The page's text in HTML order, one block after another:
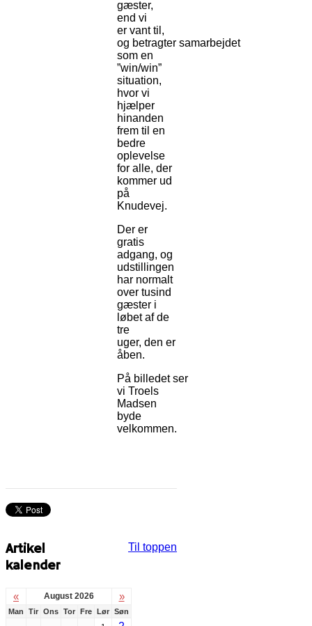
gæster,
end vi
er vant til,
og betragter samarbejdet
som en
”win/win”
situation,
hvor vi
hjælper
hinanden
frem til en
bedre
oplevelse
for alle, der
kommer ud
på
Knudevej.
Der er
gratis
adgang, og
udstillingen
har normalt
over tusind
gæster i
løbet af de
tre
uger, den er
åben.
På billedet ser
vi Troels
Madsen
byde
velkommen.
Til toppen
Artikel
kalender
« August 2026 »
Man Tir Ons Tor Fre Lør Søn